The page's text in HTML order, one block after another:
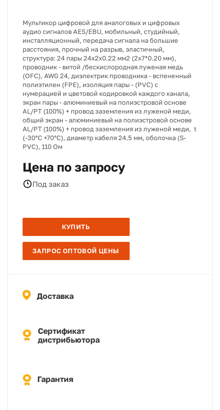
Мультикор цифровой для аналоговых и цифровых
аудио сигналов AES/EBU, мобильный, студийный,
инсталляционный, передача сигнала на большие
расстояния, прочный на разрыв, эластичный,
структура: 24 пары 24х2х0.22 мм2 (2х7*0.20 мм),
проводник - витой /бескислородная луженая медь
(OFC), AWG 24, диэлектрик проводника - вспененный
полиэтилен (FPE), изоляция пары - (PVC) с
нумерацией и цветовой кодировкой каждого канала,
экран пары - алюминиевый на полиэстровой основе
AL/PT (100%) + провод заземления из луженой меди,
общий экран - алюминиевый на полиэстровой основе
AL/PT (100%) + провод заземления из луженой меди, t
(-30°C +70°C), диаметр кабеля 24.5 мм, оболочка (S-
PVC), 110 Ом
Цена по запросу
Под заказ
КУПИТЬ
ЗАПРОС ОПТОВОЙ ЦЕНЫ
Доставка
Сертификат
дистрибьютора
Гарантия